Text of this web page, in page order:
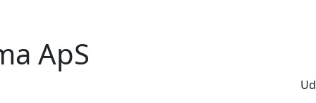
ApS